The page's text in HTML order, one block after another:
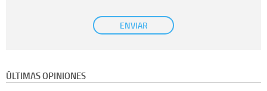
efecto.
únicamente trataremos sus datos con su consentimiento
previo, que podrá facilitarnos mediante la casilla correspondiente
Derechos:tiene derecho a saber qué información tenemos sobre usted,
ENVIAR
ÚLTIMAS OPINIONES